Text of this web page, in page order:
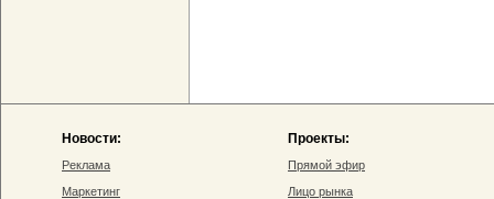
Новости:
Реклама
Маркетинг
Проекты:
Прямой эфир
Лицо рынка